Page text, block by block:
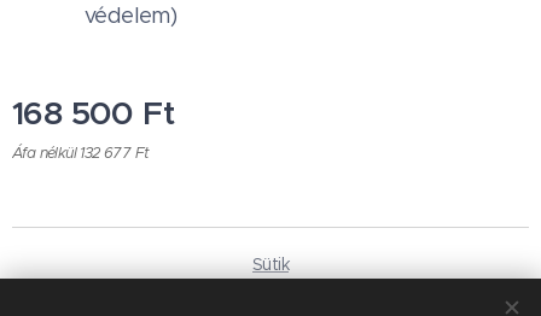
védelem)
168 500 Ft
Áfa nélkül 132 677 Ft
Sütik